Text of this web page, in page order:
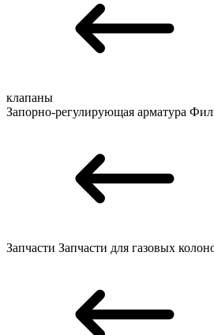
клапаны
Запорно-регулирующая арматура
Запчасти Запчасти для газовых